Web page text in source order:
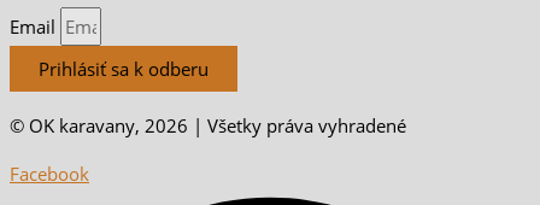
Email
Prihlásiť sa k odberu
© OK karavany, 2026 | Všetky práva vyhradené
Facebook